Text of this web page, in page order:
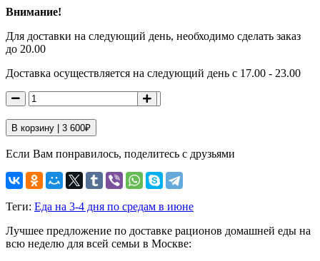
Внимание!
Для доставки на следующий день, необходимо сделать заказ
до 20.00
Доставка осуществляется на следующий день с 17.00 - 23.00
В корзину | 3 600₽
Если Вам понравилось, поделитесь с друзьями
Теги: Еда на 3-4 дня по средам в июне
Лучшее предложение по доставке рационов домашней еды на
всю неделю для всей семьи в Москве: